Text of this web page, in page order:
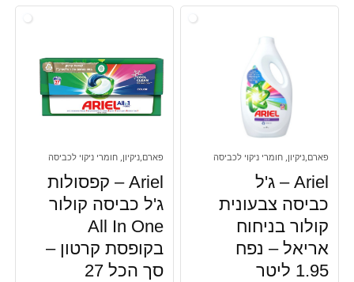
פארם,ניקיון, חומרי ניקוי לכביסה
Ariel – ג'ל
כביסה צבעונית
קולור בניחוח
אריאל – נפח
1.95 ליטר
פארם,ניקיון, חומרי ניקוי לכביסה
Ariel – קפסולות
ג'ל כביסה קולור
All In One
בקופסת קרטון –
סך הכל 27